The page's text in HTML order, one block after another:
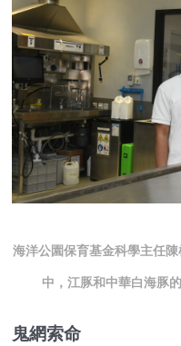
海洋公園保育基金科學主任
中，江豚和中華白海豚
鬼網索命